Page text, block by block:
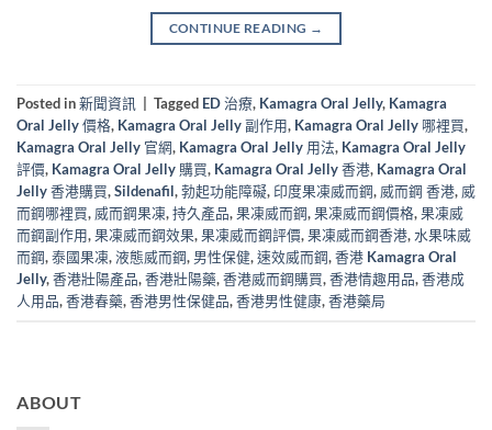
CONTINUE READING →
Posted in新聞資訊 Tagged ED 治療, Kamagra Oral Jelly, Kamagra
Oral Jelly 價格, Kamagra Oral Jelly 副作用, Kamagra Oral Jelly 哪裡買,
Kamagra Oral Jelly 官網, Kamagra Oral Jelly 用法, Kamagra Oral Jelly
評價, Kamagra Oral Jelly 購買, Kamagra Oral Jelly 香港, Kamagra Oral
Jelly 香港購買,Sildenafil,勃起功能障礙, 印度果凍威而鋼, 威而鋼 香港, 威
而鋼哪裡買, 威而鋼果凍,持久產品,果凍威而鋼,果凍威而鋼價格,果凍威
而鋼副作用,果凍威而鋼效果,果凍威而鋼評價,果凍威而鋼香港, 水果味威
而鋼,泰國果凍,液態威而鋼, 男性保健,速效威而鋼,香港 Kamagra Oral
Jelly,香港壯陽產品,香港壯陽藥,香港威而鋼購買,香港情趣用品,香港成
人用品,香港春藥,香港男性保健品,香港男性健康,香港藥局
ABOUT